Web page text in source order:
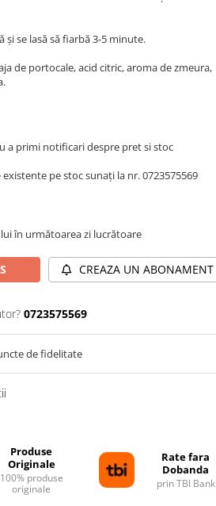
și se lasă să fiarbă 3-5 minute.
de portocale, acid citric, aroma de zmeura,
a primi notificari despre pret si stoc
pe stoc sunați la nr. 0723575569
în următoarea zi lucrătoare
CREAZA UN ABONAMENT
0723575569
de fidelitate
Produse
Originale
100% produse
originale
Rate fara
Dobanda
prin TBI Bank